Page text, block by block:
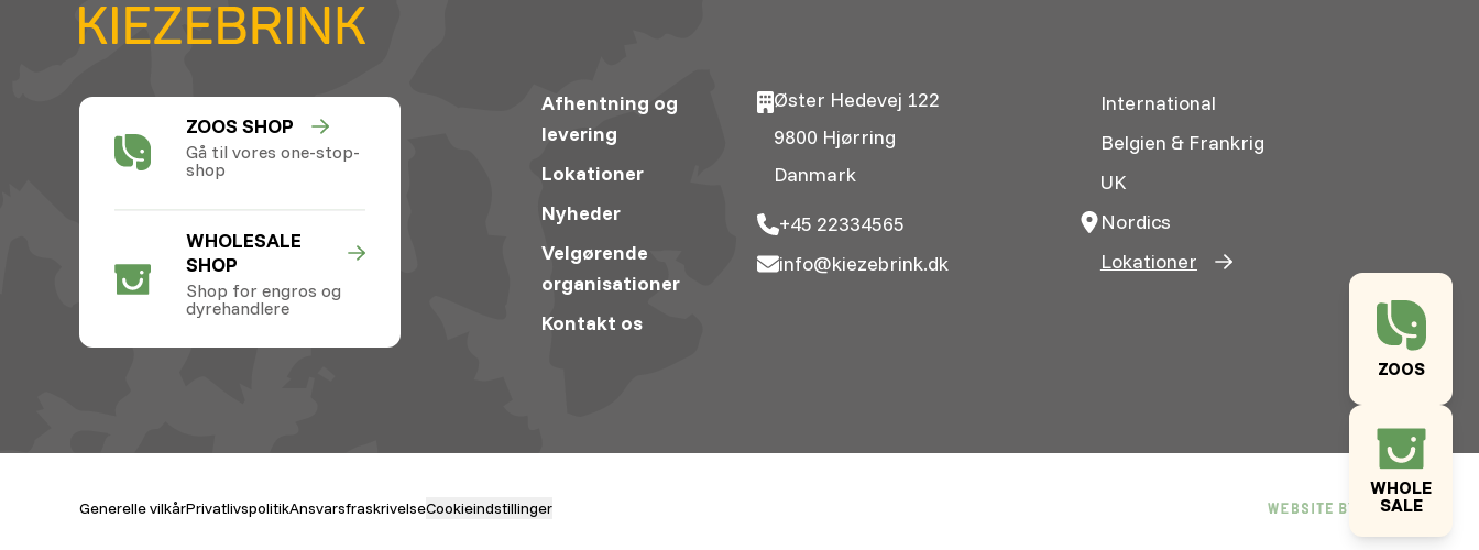
ZOOS
WHOLE
SALE
ZOOS SHOP
Gå til vores one-stop-
shop
WHOLESALE
SHOP
Shop for engros og
dyrehandlere
Afhentning og
levering
Lokationer
Nyheder
Velgørende
organisationer
Kontakt os
Øster Hedevej 122
9800 Hjørring
Danmark
+45 22334565
info@kiezebrink.dk
International
Belgien & Frankrig
UK
Nordics
Lokationer
Generelle vilkårPrivatlivspolitikAnsvarsfraskrivelseCookieindstillinger